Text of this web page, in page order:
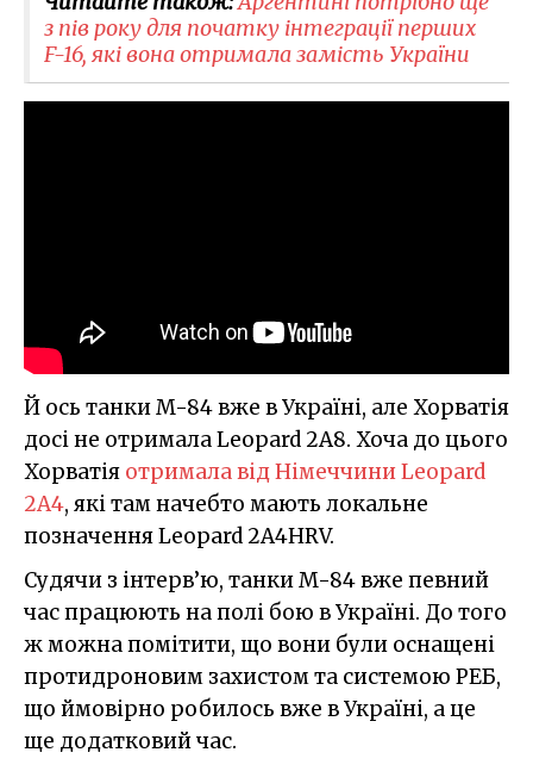
з пів року для початку інтеграції перших
F-16, які вона отримала замість України
Й ось танки M-84 вже в Україні, але Хорватія
досі не отримала Leopard 2A8. Хоча до цього
Хорватія отримала від Німеччини Leopard
2A4, які там начебто мають локальне
позначення Leopard 2A4HRV.
Судячи з інтерв’ю, танки M-84 вже певний
час працюють на полі бою в Україні. До того
ж можна помітити, що вони були оснащені
протидроновим захистом та системою РЕБ,
що ймовірно робилось вже в Україні, а це
ще додатковий час.